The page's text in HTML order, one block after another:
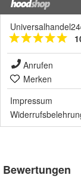
Anrufen
Merken
Impressum
Bewertungen